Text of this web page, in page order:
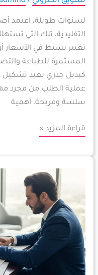
لسنوات طويلة، اعتمد
التقليدية، تلك التي
تغيير بسيط في الأسعار
المستمرة للطباعة
كبديل جذري يعيد تشكيل
عملية الطلب من مجرد
سلسة ومربحة. أهمية
قراءة المزيد »
الأعمال
لقطاع
السفر
والضيافة
في